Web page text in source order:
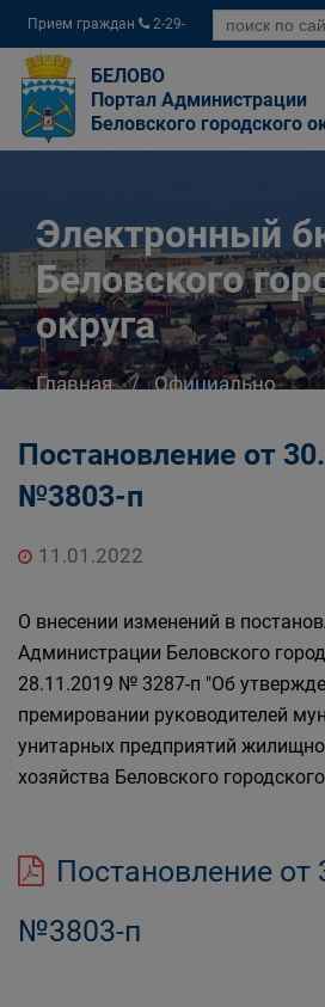
Прием граждан
2-29-
04
БЕЛОВО
Портал Администрации
Беловского городского
Электронный
Беловского
округа
Главная
Официально
Постановление от
№3803-п
11.01.2022
О внесении изменений в
Администрации Беловского
28.11.2019 № 3287-п "Об
премировании руководителей
унитарных предприятий
хозяйства Беловского
Постановление от
№3803-п